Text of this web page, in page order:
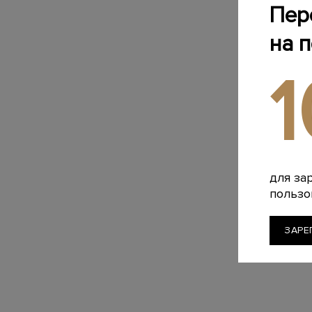
на
для